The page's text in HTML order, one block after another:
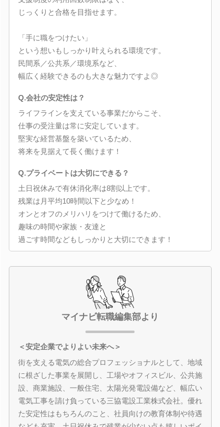
じっくりと合格を目指せます。
「手に職をつけたい」
という想いもしっかり叶えられる環境です。
民間系／公共系／環境系など、
幅広く経験できるのも大きな魅力ですよ◎
Q.会社の安定性は？
ライフラインを支えている事業だからこそ、
仕事の受注量は常に安定しています。
堅実な経営基盤を築いているため、
将来を見据えて長く働けます！
Q.プライベートは大切にできる？
土日祝休みで有休消化率は8割以上です。
残業は月平均10時間以下と少なめ！
オンとオフのメリハリをつけて働けるため、
趣味の時間や家族・友達と
過ごす時間などもしっかりと大切にできます！
マイナビ転職編集部より
＜安定企業でよりよい未来へ＞
街を支える電気の総合プロフェッショナルとして、地域
に根ざした事業を展開し、工場やオフィスビル、公共施
設、商業施設、一般住宅、太陽光発電設備など、幅広い
電気工事を請け負っている三協電設工業株式会社。優れ
た安定性はもちろんのこと、社員向けの教育体制や待遇